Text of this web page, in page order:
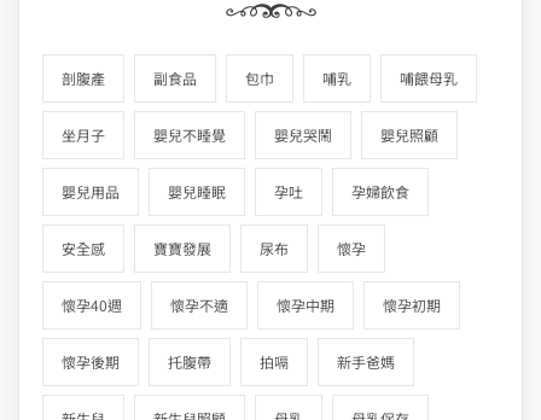
剖腹產 副食品 包巾 哺乳 哺餵母乳
坐月子 嬰兒不睡覺 嬰兒哭鬧 嬰兒照顧
嬰兒用品 嬰兒睡眠 孕吐 孕婦飲食
安全感 寶寶發展 尿布 懷孕
懷孕40週 懷孕不適 懷孕中期 懷孕初期
懷孕後期 托腹帶 拍嗝 新手爸媽